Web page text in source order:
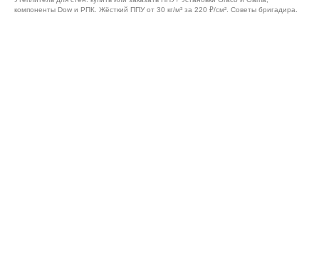
компоненты Dow и РПК. Жёсткий ППУ от 30 кг/м³ за 220 ₽/см². Советы бригадира.